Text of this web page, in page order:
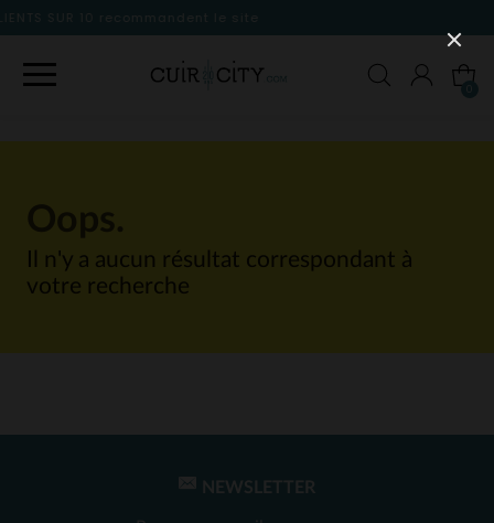
Il n'y a aucun résultat correspondant à
votre recherche
NEWSLETTER